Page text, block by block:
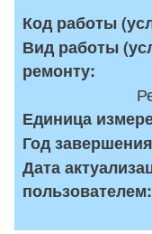
Код работы
Вид работы
ремонту:
Единица
Год
Дата
пользователем: